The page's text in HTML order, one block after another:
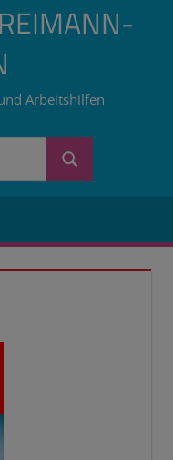
Arbeitshilfen
Suchen